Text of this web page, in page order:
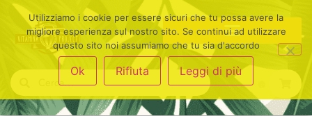
Utilizziamo i cookie per essere sicuri che tu possa avere la
migliore esperienza sul nostro sito. Se continui ad utilizzare
questo sito noi assumiamo che tu sia d'accordo
Ok Rifiuta Leggi di più